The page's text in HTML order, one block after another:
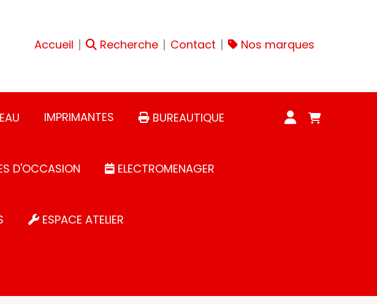
Accueil Recherche Contact Nos marques
IMPRIMANTES BUREAUTIQUE
D'OCCASION ELECTROMENAGER
ESPACE ATELIER